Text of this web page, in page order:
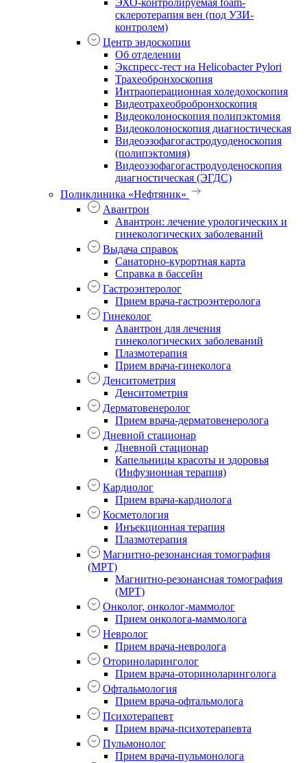
ЭХО-контролируемая foam-
склеротерапия вен (под УЗИ-
контролем)
Центр эндоскопии
Об отделении
Экспресс-тест на Helicobacter Pylori
Трахеобронхоскопия
Интраоперационная холедохоскопия
Видеотрахеобробронхоскопия
Видеоколоноскопия полипэктомия
Видеоколоноскопия диагностическая
Видеоэзофагогастродуоденоскопия
(полипэктомия)
Видеоэзофагогастродуоденоскопия
диагностическая (ЭГДС)
Поликлиника «Нефтяник»
Авантрон
Авантрон: лечение урологических и
гинекологических заболеваний
Выдача справок
Санаторно-курортная карта
Справка в бассейн
Гастроэнтеролог
Прием врача-гастроэнтеролога
Гинеколог
Авантрон для лечения
гинекологических заболеваний
Плазмотерапия
Прием врача-гинеколога
Денситометрия
Денситометрия
Дерматовенеролог
Прием врача-дерматовенеролога
Дневной стационар
Дневной стационар
Капельницы красоты и здоровья
(Инфузионная терапия)
Кардиолог
Прием врача-кардиолога
Косметология
Инъекционная терапия
Плазмотерапия
Магнитно-резонансная томография
(МРТ)
Магнитно-резонансная томография
(МРТ)
Онколог, онколог-маммолог
Прием онколога-маммолога
Невролог
Прием врача-невролога
Оториноларинголог
Прием врача-оториноларинголога
Офтальмология
Прием врача-офтальмолога
Психотерапевт
Прием врача-психотерапевта
Пульмонолог
Прием врача-пульмонолога